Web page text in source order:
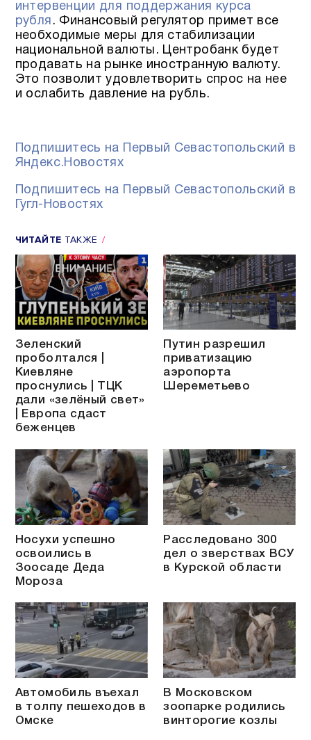
интервенции для поддержания курса
рубля . Финансовый регулятор примет все
необходимые меры для стабилизации
национальной валюты. Центробанк будет
продавать на рынке иностранную валюту.
Это позволит удовлетворить спрос на нее
и ослабить давление на рубль.
Подпишитесь на Первый Севастопольский в
Яндекс.Новостях
Подпишитесь на Первый Севастопольский в
Гугл-Новостях
ЧИТАЙТЕ ТАКЖЕ
Зеленский
проболтался |
Киевляне
проснулись | ТЦК
дали «зелёный свет»
| Европа сдаст
беженцев
Путин разрешил
приватизацию
аэропорта
Шереметьево
Носухи успешно
освоились в
Зоосаде Деда
Мороза
Расследовано 300
дел о зверствах ВСУ
в Курской области
Автомобиль въехал
в толпу пешеходов в
Омске
В Московском
зоопарке родились
винторогие козлы